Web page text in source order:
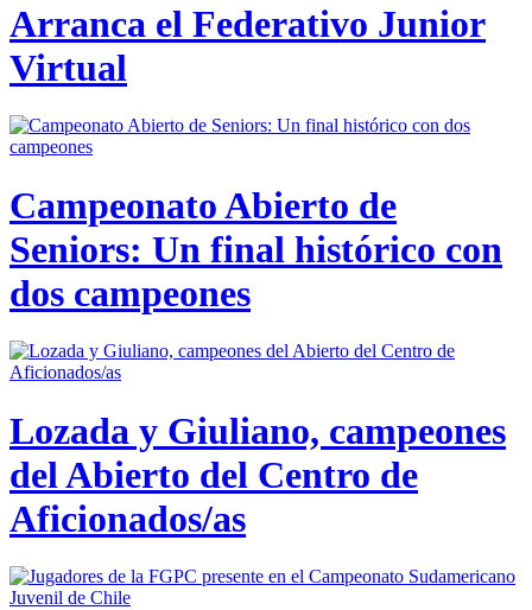
Arranca el Federativo Junior
Virtual
Campeonato Abierto de
Seniors: Un final histórico con
dos campeones
Lozada y Giuliano, campeones
del Abierto del Centro de
Aficionados/as